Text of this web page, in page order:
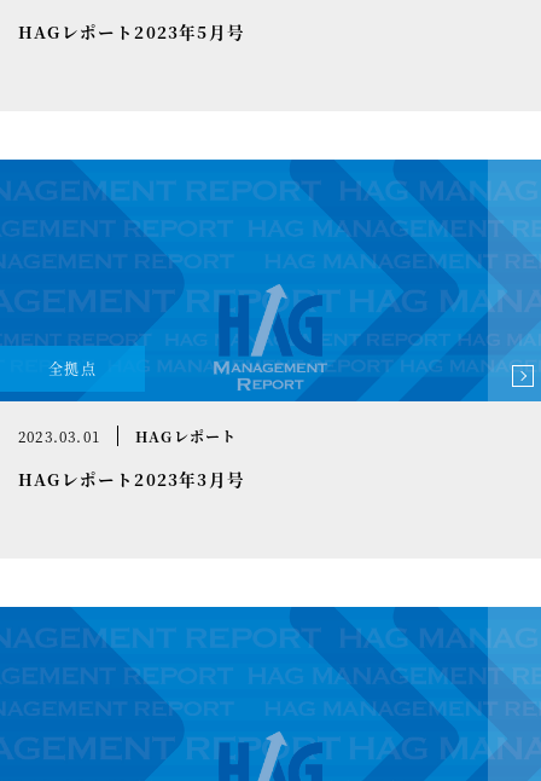
HAGレポート2023年5月号
全拠点
2023.03.01 HAGレポート
HAGレポート2023年3月号